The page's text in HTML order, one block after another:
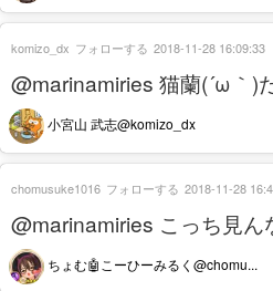
@marinamiries 猫蘭(´ω｀)
小宮山 武志@komizo_dx
komizo_dx フォローする 2018-11-28 16:09:33
@marinamiries こっち見ん
ちょむ🤖こーひーみるく@chomu...
chomusuke1016 フォローする 2018-11-28